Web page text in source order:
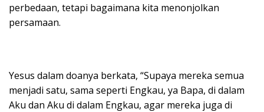
perbedaan, tetapi bagaimana kita menonjolkan
persamaan.
Yesus dalam doanya berkata, “Supaya mereka semua
menjadi satu, sama seperti Engkau, ya Bapa, di dalam
Aku dan Aku di dalam Engkau, agar mereka juga di